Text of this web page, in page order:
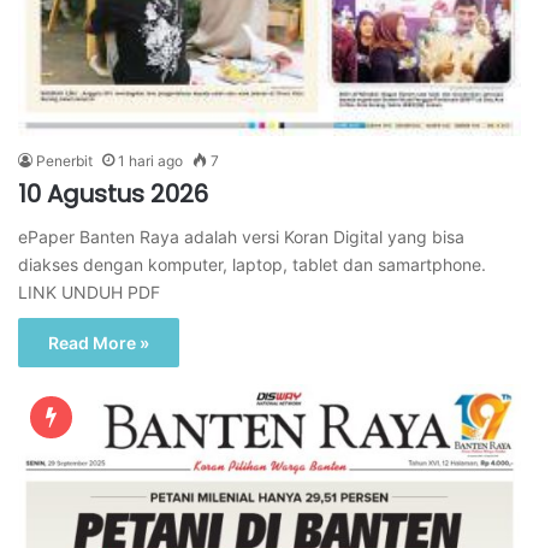
Penerbit 1 hari ago 7
10 Agustus 2026
ePaper Banten Raya adalah versi Koran Digital yang bisa
diakses dengan komputer, laptop, tablet dan samartphone.
LINK UNDUH PDF
Read More »